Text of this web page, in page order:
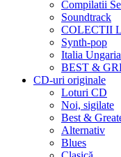
Compilatii
Soundtrack
COLECTII
Synth-pop
Italia
BEST &
CD-uri originale
Loturi CD
Noi, sigilate
Best &
Alternativ
Blues